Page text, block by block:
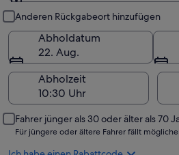
Anderen Rückgabeort hinzufügen
Abholdatum
22. Aug.
Abholzeit
Fahrer jünger als 30 oder älter als 70
Für jüngere oder ältere Fahrer fällt